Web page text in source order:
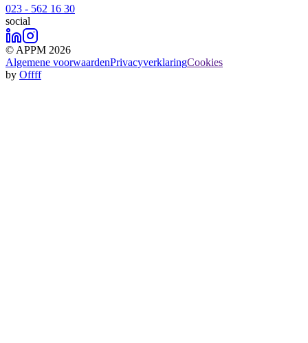
023 - 562 16 30
social
© APPM 2026
Algemene voorwaardenPrivacyverklaringCookies
by Offff